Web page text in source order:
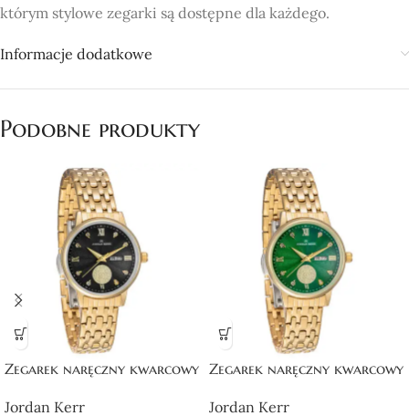
którym stylowe zegarki są dostępne dla każdego.
Informacje dodatkowe
Podobne produkty
Zegarek naręczny kwarcowy
Jordan Kerr
Zegarek naręczny kwarcowy
Jordan Kerr